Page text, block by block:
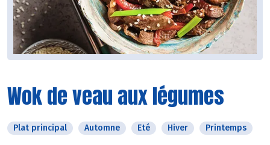
Wok de veau aux légumes
Plat principal Automne Eté Hiver Printemps